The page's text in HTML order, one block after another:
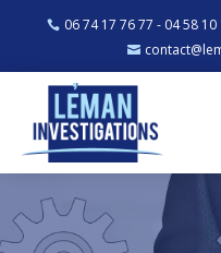
06 74 17 76 77 - 04 58 10